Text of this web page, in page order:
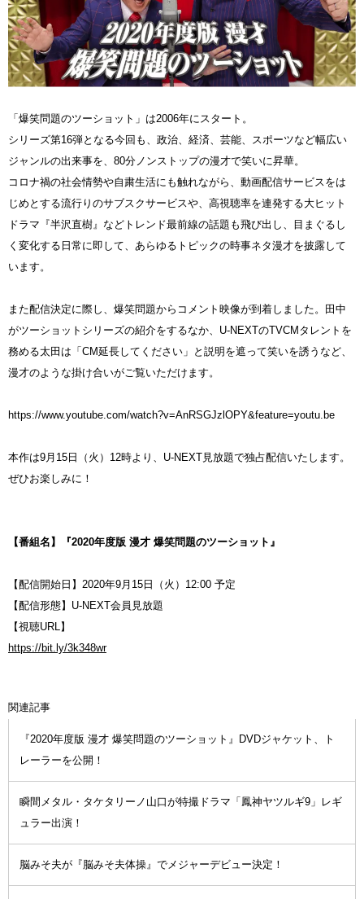
「爆笑問題のツーショット」は2006年にスタート。
シリーズ第16弾となる今回も、政治、経済、芸能、スポーツなど幅広い
ジャンルの出来事を、80分ノンストップの漫才で笑いに昇華。
コロナ禍の社会情勢や自粛生活にも触れながら、動画配信サービスをは
じめとする流行りのサブスクサービスや、高視聴率を連発する大ヒット
ドラマ『半沢直樹』などトレンド最前線の話題も飛び出し、目まぐるし
く変化する日常に即して、あらゆるトピックの時事ネタ漫才を披露して
います。
また配信決定に際し、爆笑問題からコメント映像が到着しました。田中
がツーショットシリーズの紹介をするなか、U-NEXTのTVCMタレントを
務める太田は「CM延長してください」と説明を遮って笑いを誘うなど、
漫才のような掛け合いがご覧いただけます。
https://www.youtube.com/watch?v=AnRSGJzlOPY&feature=youtu.be
本作は9月15日（火）12時より、U-NEXT見放題で独占配信いたします。
ぜひお楽しみに！
【番組名】『2020年度版 漫才 爆笑問題のツーショット』
【配信開始日】2020年9月15日（火）12:00 予定
【配信形態】U-NEXT会員見放題
【視聴URL】
https://bit.ly/3k348wr
関連記事
『2020年度版 漫才 爆笑問題のツーショット』DVDジャケット、ト
レーラーを公開！
瞬間メタル・タケタリーノ山口が特撮ドラマ「鳳神ヤツルギ9」レギ
ュラー出演！
脳みそ夫が『脳みそ夫体操』でメジャーデビュー決定！